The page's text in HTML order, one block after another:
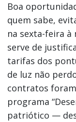
Boa
quem sabe,
na sexta-feira à
serve de
tarifas dos
de luz não
contratos
programa
patriótico —